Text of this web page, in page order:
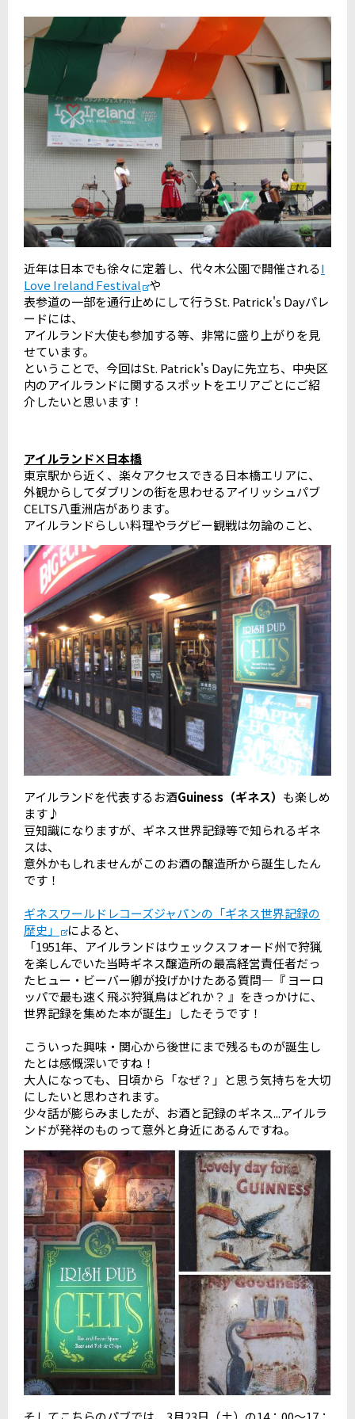
近年は日本でも徐々に定着し、代々木公園で開催されるI
Love Ireland Festival や
表参道の一部を通行止めにして行うSt. Patrick's Dayパレ
ードには、
アイルランド大使も参加する等、非常に盛り上がりを見
せています。
ということで、今回はSt. Patrick's Dayに先立ち、中央区
内のアイルランドに関するスポットをエリアごとにご紹
介したいと思います！
アイルランド×日本橋
東京駅から近く、楽々アクセスできる日本橋エリアに、
外観からしてダブリンの街を思わせるアイリッシュパブ
CELTS八重洲店があります。
アイルランドらしい料理やラグビー観戦は勿論のこと、
アイルランドを代表するお酒Guiness（ギネス） も楽しめ
ます♪
豆知識になりますが、ギネス世界記録等で知られるギネ
スは、
意外かもしれませんがこのお酒の醸造所から誕生したん
です！
ギネスワールドレコーズジャパンの「ギネス世界記録の
歴史」
によると、
「1951年、アイルランドはウェックスフォード州で狩猟
を楽しんでいた当時ギネス醸造所の最高経営責任者だっ
たヒュー・ビーバー卿が投げかけたある質問―『 ヨーロ
ッパで最も速く飛ぶ狩猟鳥はどれか？ 』をきっかけに、
世界記録を集めた本が誕生」したそうです！
こういった興味・関心から後世にまで残るものが誕生し
たとは感慨深いですね！
大人になっても、日頃から「なぜ？」と思う気持ちを大切
にしたいと思わされます。
少々話が膨らみましたが、お酒と記録のギネス...アイルラ
ンドが発祥のものって意外と身近にあるんですね。